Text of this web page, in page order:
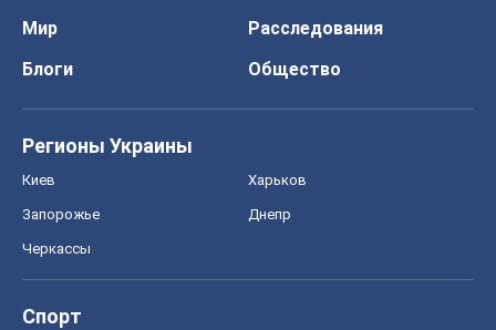
Мир
Расследования
Блоги
Общество
Регионы Украины
Киев Харьков
Запорожье Днепр
Черкассы
Спорт